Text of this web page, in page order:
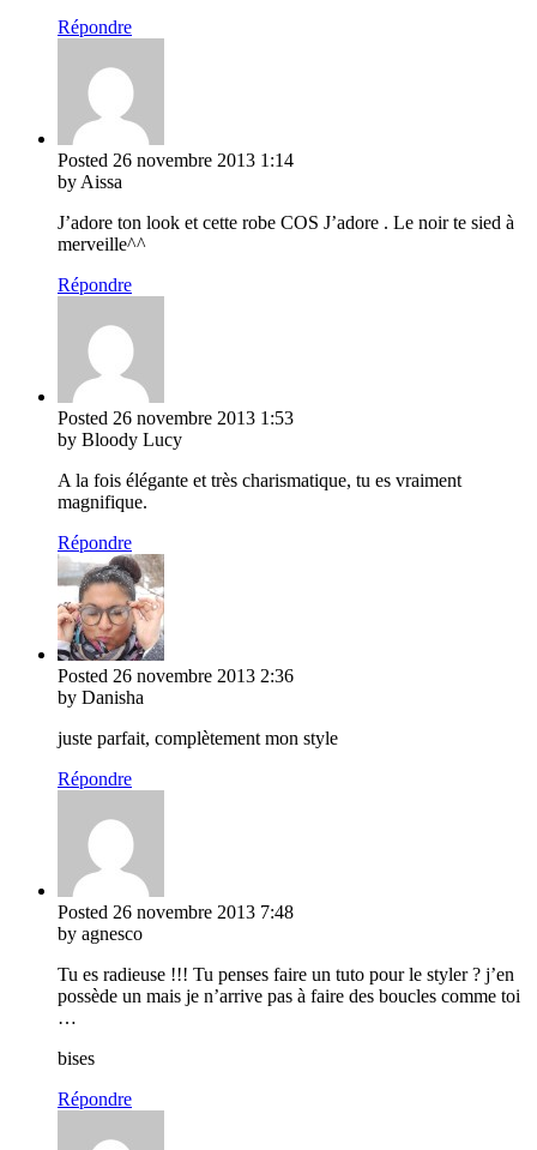
Répondre
Posted 26 novembre 2013 1:14
by Aissa
J’adore ton look et cette robe COS J’adore . Le noir te sied à
merveille^^
Répondre
Posted 26 novembre 2013 1:53
by Bloody Lucy
A la fois élégante et très charismatique, tu es vraiment
magnifique.
Répondre
Posted 26 novembre 2013 2:36
by Danisha
juste parfait, complètement mon style
Répondre
Posted 26 novembre 2013 7:48
by agnesco
Tu es radieuse !!! Tu penses faire un tuto pour le styler ? j’en
possède un mais je n’arrive pas à faire des boucles comme toi
…
bises
Répondre